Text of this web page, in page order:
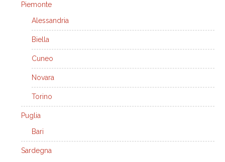
Piemonte
Alessandria
Biella
Cuneo
Novara
Torino
Puglia
Bari
Sardegna